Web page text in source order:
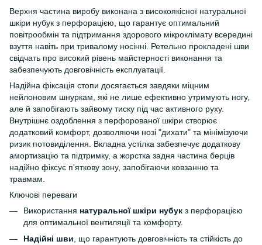
Верхня частина виробу виконана з високоякісної натуральної
шкіри нубук з перфорацією, що гарантує оптимальний
повітрообмін та підтримання здорового мікроклімату всередині
взуття навіть при тривалому носінні. Ретельно прокладені шви
свідчать про високий рівень майстерності виконання та
забезпечують довговічність експлуатації.
Надійна фіксація стопи досягається завдяки міцним
нейлоновим шнуркам, які не лише ефективно утримують ногу,
але й запобігають зайвому тиску під час активного руху.
Внутрішнє оздоблення з перфорованої шкіри створює
додатковий комфорт, дозволяючи нозі "дихати" та мінімізуючи
ризик потовиділення. Вкладна устілка забезпечує додаткову
амортизацію та підтримку, а жорстка задня частина берців
надійно фіксує п'яткову зону, запобігаючи ковзанню та
травмам.
Ключові переваги
Використання натуральної шкіри нубук з перфорацією
для оптимальної вентиляції та комфорту.
Надійні шви, що гарантують довговічність та стійкість до